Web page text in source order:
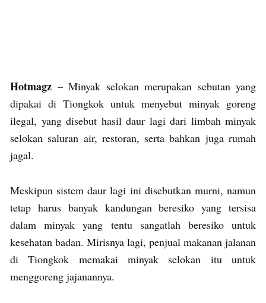
Hotmagz – Minyak selokan merupakan sebutan yang
dipakai di Tiongkok untuk menyebut minyak goreng
ilegal, yang disebut hasil daur lagi dari limbah minyak
selokan saluran air, restoran, serta bahkan juga rumah
jagal.
Meskipun sistem daur lagi ini disebutkan murni, namun
tetap harus banyak kandungan beresiko yang tersisa
dalam minyak yang tentu sangatlah beresiko untuk
kesehatan badan. Mirisnya lagi, penjual makanan jalanan
di Tiongkok memakai minyak selokan itu untuk
menggoreng jajanannya.